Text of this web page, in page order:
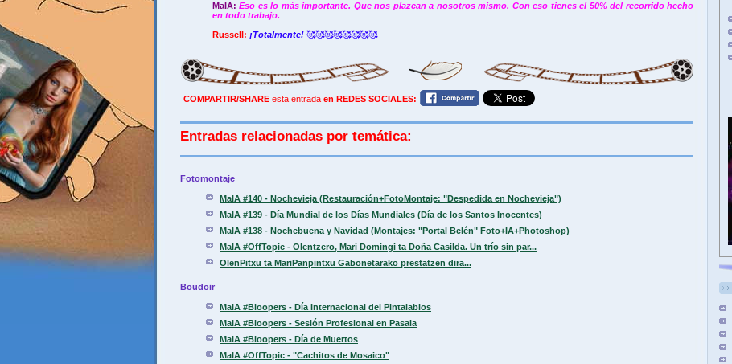
MaIA: Eso es lo más importante. Que nos plazcan a nosotros mismo. Con eso tienes el 50% del recorrido hecho
en todo trabajo.
Russell: ¡Totalmente! 🥰🥰🥰🥰🥰🥰🥰🥰
COMPARTIR/SHARE esta entrada en REDES SOCIALES:
Entradas relacionadas por temática:
Fotomontaje
MaIA #140 - Nochevieja (Restauración+FotoMontaje: "Despedida en Nochevieja")
MaIA #139 - Día Mundial de los Días Mundiales (Día de los Santos Inocentes)
MaIA #138 - Nochebuena y Navidad (Montajes: "Portal Belén" Foto+IA+Photoshop)
MaIA #OffTopic - Olentzero, Mari Domingi ta Doña Casilda. Un trío sin par...
OlenPitxu ta MariPanpintxu Gabonetarako prestatzen dira...
Boudoir
MaIA #Bloopers - Día Internacional del Pintalabios
MaIA #Bloopers - Sesión Profesional en Pasaia
MaIA #Bloopers - Día de Muertos
MaIA #OffTopic - "Cachitos de Mosaico"